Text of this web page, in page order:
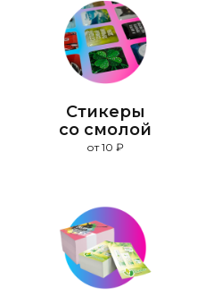
Стикеры
со смолой
от 10 ₽